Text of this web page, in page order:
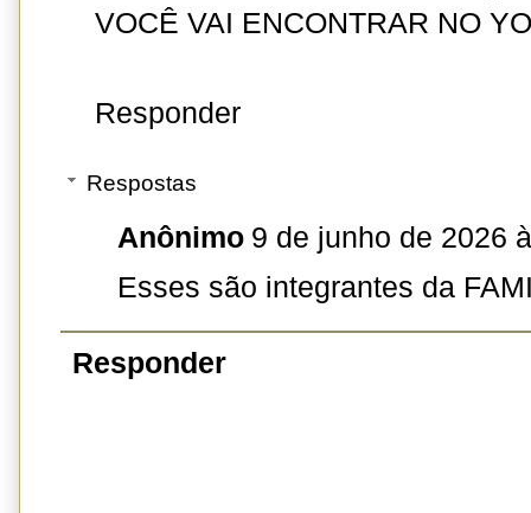
VOCÊ VAI ENCONTRAR NO
Responder
Respostas
Anônimo 9 de junho de 2026
Esses são integrantes da
Responder